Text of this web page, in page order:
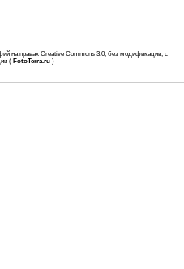
на правах Creative Commons 3.0, без модификации, с
( FotoTerra.ru )